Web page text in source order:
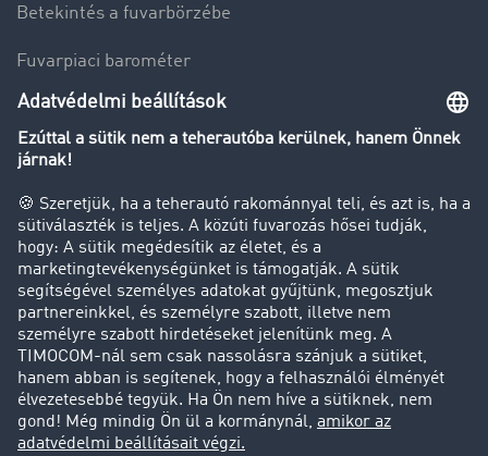
Betekintés a fuvarbörzébe
Fuvarpiaci barométer
Transzportlexikon
Tehergépkocsi-forgalomkorlátozás
Cég
Sikertörténetek
Ügyfél hoz ügyfelet
Jogi információk
Impresszum